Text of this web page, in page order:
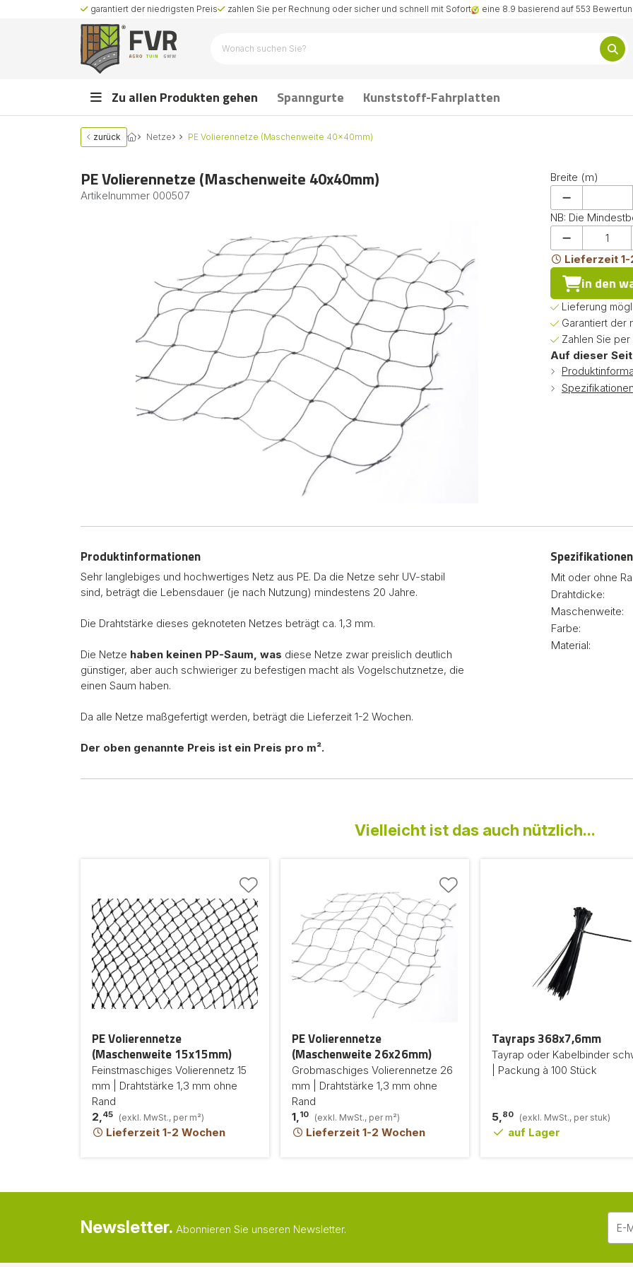
garantiert der niedrigsten Preis zahlen Sie per Rechnung oder sicher und schnell mit Sofort eine 8.9 basierend auf 553
Zu allen Produkten gehen Spanngurte Kunststoff-Fahrplatten
zurück Netze PE Volierennetze (Maschenweite 40x40mm)
PE Volierennetze (Maschenweite 40x40mm)
Artikelnummer 000507
Breite (m)
NB: Die
Lieferzeit 1-
in den
Lieferung
Garantiert der
Zahlen Sie
Auf dieser
Produktinformationen
Sehr langlebiges und hochwertiges Netz aus PE. Da die Netze sehr UV-stabil
sind, beträgt die Lebensdauer (je nach Nutzung) mindestens 20 Jahre.
Die Drahtstärke dieses geknoteten Netzes beträgt ca. 1,3 mm.
Die Netze haben keinen PP-Saum, was diese Netze zwar preislich deutlich
günstiger, aber auch schwieriger zu befestigen macht als Vogelschutznetze, die
einen Saum haben.
Da alle Netze maßgefertigt werden, beträgt die Lieferzeit 1-2 Wochen.
Der oben genannte Preis ist ein Preis pro m².
Spezifikationen
Mit oder ohne
Drahtdicke:
Maschenweite:
Farbe:
Material:
Vielleicht ist das auch nützlich...
PE Volierennetze
(Maschenweite 15x15mm)
Feinstmaschiges Volierennetz 15
mm | Drahtstärke 1,3 mm ohne
Rand
2,45 (exkl. MwSt., per m²)
Lieferzeit 1-2 Wochen
PE Volierennetze
(Maschenweite 26x26mm)
Grobmaschiges Volierennetze 26
mm | Drahtstärke 1,3 mm ohne
Rand
1,10 (exkl. MwSt., per m²)
Lieferzeit 1-2 Wochen
Tayraps 368x7,6mm
Tayrap oder Kabelbinder
| Packung à 100 Stück
5,80 (exkl. MwSt., per stuk)
auf Lager
Newsletter. Abonnieren Sie unseren Newsletter.